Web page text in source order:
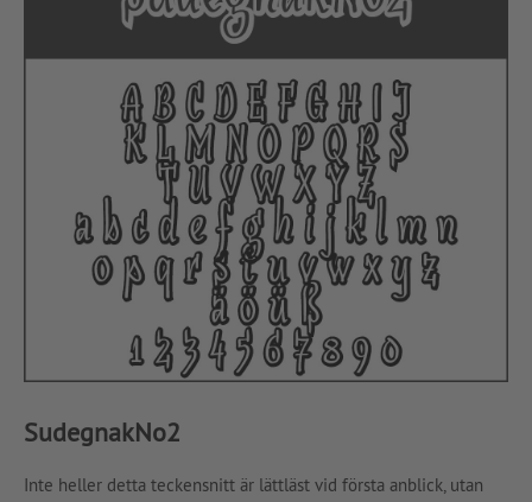
SudegnakNo2
Inte heller detta teckensnitt är lättläst vid första anblick, utan